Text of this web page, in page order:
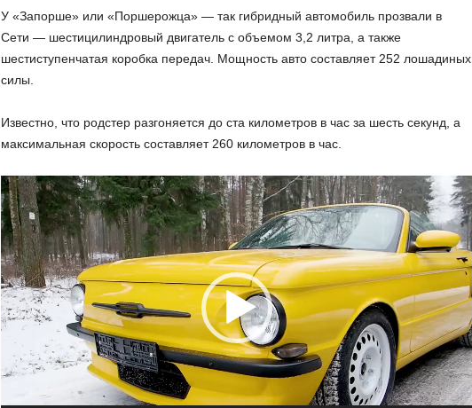
У «Запорше» или «Поршерожца» — так гибридный автомобиль прозвали в
Сети — шестицилиндровый двигатель с объемом 3,2 литра, а также
шестиступенчатая коробка передач. Мощность авто составляет 252 лошадиных
силы.
Известно, что родстер разгоняется до ста километров в час за шесть секунд, а
максимальная скорость составляет 260 километров в час.
Видеоплеер